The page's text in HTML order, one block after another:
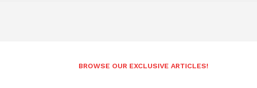
BROWSE OUR EXCLUSIVE ARTICLES!